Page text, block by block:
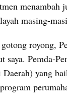
menambah
masing-
royong,
saya. Pemda-
yang